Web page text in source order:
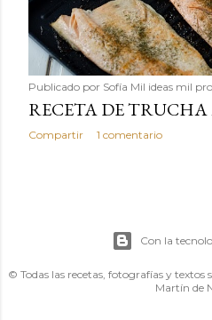
Publicado por Sofía Mil ideas mil
RECETA DE
Compartir 1 comentario
Con la
© Todas las recetas, fotografías y textos
Martín de